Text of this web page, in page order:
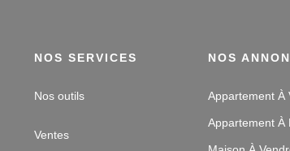
NOS SERVICES
Nos outils
Ventes
NOS
Appartement À
Appartement À